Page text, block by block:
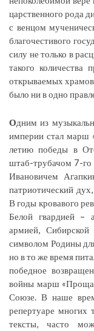
царственного рода
с венцом
благочестивого
силу не только в
такого количества
открываемых
было ни в одно
Одним из
империи стал марш
летию победы в
штаб-трубачом 7-го
Ивановичем
патриотический
В годы кровавого
Белой гвардией –
армией,
символом Родины
но в то же время
победное
войны марш
Союзе. В наше
репертуаре многих
тексты, часто